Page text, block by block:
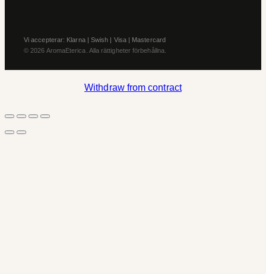
Vi accepterar: Klarna | Swish | Visa | Mastercard
© 2026 AromaEterica. Alla rättigheter förbehållna.
Withdraw from contract